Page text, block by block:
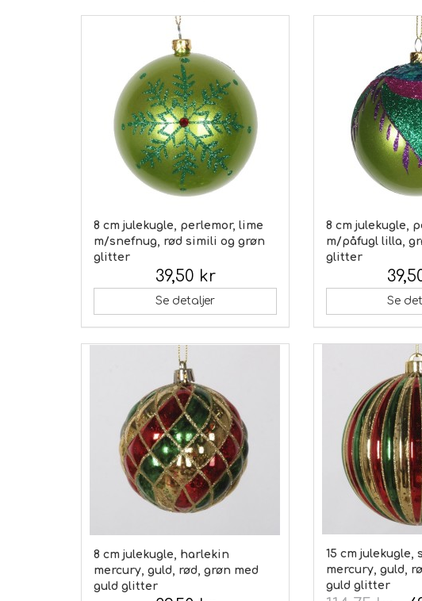
8 cm julekugle, perlemor, lime
m/snefnug, rød simili og grøn
glitter
39,50 kr
Se detaljer
8 cm julekugle,
m/påfugl lilla,
glitter
Se
8 cm julekugle, harlekin
mercury, guld, rød, grøn med
guld glitter
15 cm julekugle,
mercury, guld,
guld glitter